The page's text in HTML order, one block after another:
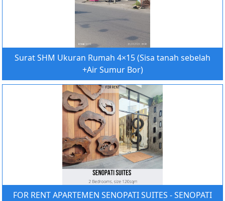
Surat SHM Ukuran Rumah 4×15 (Sisa tanah sebelah
+Air Sumur Bor)
FOR RENT APARTEMEN SENOPATI SUITES - SENOPATI